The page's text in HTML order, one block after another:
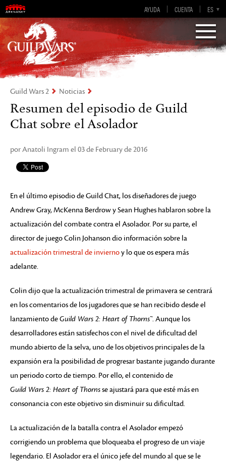
AYUDA CUENTA ES
EN
DE
FR
EN-GB
Visions of Eternity
Guild Wars 2
Guild Wars 2 Noticias
Resumen del episodio de Guild
Chat sobre el Asolador
por Anatoli Ingram el 03 de February de 2016
En el último episodio de Guild Chat, los diseñadores de juego
Andrew Gray, McKenna Berdrow y Sean Hughes hablaron sobre la
actualización del combate contra el Asolador. Por su parte, el
director de juego Colin Johanson dio información sobre la
actualización trimestral de inviernoy lo que os espera más
adelante.
Colin dijo que la actualización trimestral de primavera se centrará
en los comentarios de los jugadores que se han recibido desde el
lanzamiento deGuild Wars 2: Heart of Thorns™. Aunque los
desarrolladores están satisfechos con el nivel de dificultad del
mundo abierto de la selva, uno de los objetivos principales de la
expansión era la posibilidad de progresar bastante jugando durante
un periodo corto de tiempo. Por ello, el contenido de
Guild Wars 2: Heart of Thornsse ajustará para que esté más en
consonancia con este objetivo sin disminuir su dificultad.
La actualización de la batalla contra el Asolador empezó
corrigiendo un problema que bloqueaba el progreso de un viaje
legendario. El Asolador era el único jefe del mundo al que se le